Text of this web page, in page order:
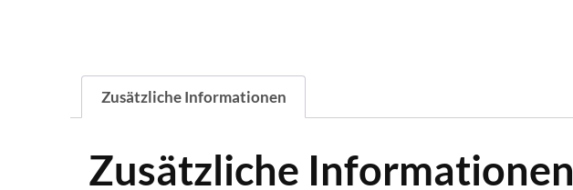
Zusätzliche Informationen
Zusätzliche Informationen